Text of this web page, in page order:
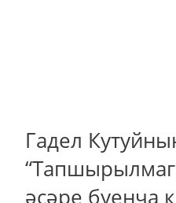
Гадел
әсәре буенча